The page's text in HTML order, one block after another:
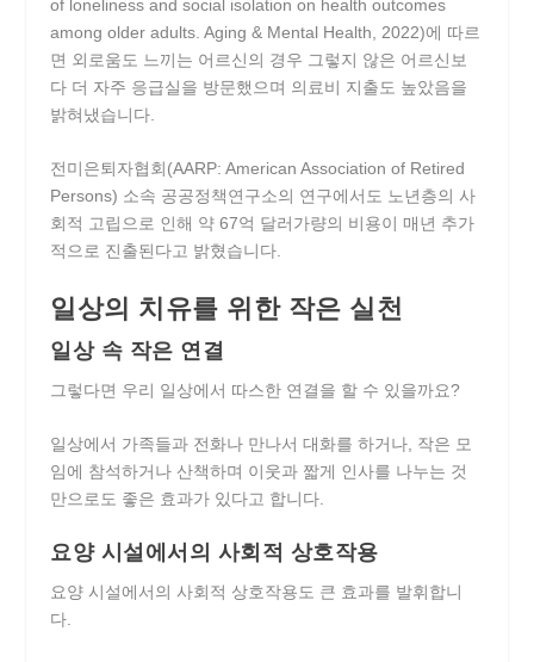
of loneliness and social isolation on health outcomes
among older adults. Aging & Mental Health, 2022)에 따르
면 외로움도 느끼는 어르신의 경우 그렇지 않은 어르신보
다 더 자주 응급실을 방문했으며 의료비 지출도 높았음을
밝혀냈습니다.
전미은퇴자협회(AARP: American Association of Retired
Persons) 소속 공공정책연구소의 연구에서도 노년층의 사
회적 고립으로 인해 약 67억 달러가량의 비용이 매년 추가
적으로 진출된다고 밝혔습니다.
일상의 치유를 위한 작은 실천
일상 속 작은 연결
그렇다면 우리 일상에서 따스한 연결을 할 수 있을까요?
일상에서 가족들과 전화나 만나서 대화를 하거나, 작은 모
임에 참석하거나 산책하며 이웃과 짧게 인사를 나누는 것
만으로도 좋은 효과가 있다고 합니다.
요양 시설에서의 사회적 상호작용
요양 시설에서의 사회적 상호작용도 큰 효과를 발휘합니
다.